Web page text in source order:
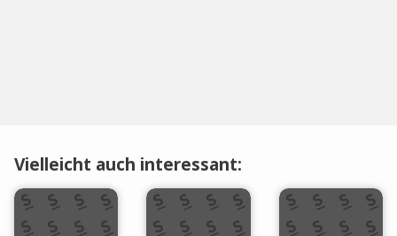
Vielleicht auch interessant: